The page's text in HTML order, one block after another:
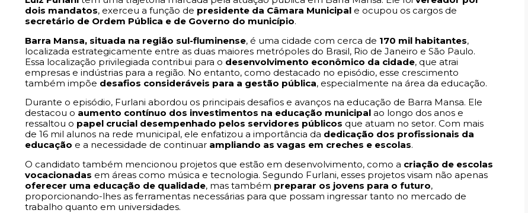
dois mandatos, exerceu a função de presidente da Câmara Municipal e ocupou os cargos de
secretário de Ordem Pública e de Governo do município.
Barra Mansa, situada na região sul-fluminense, é uma cidade com cerca de 170 mil habitantes,
localizada estrategicamente entre as duas maiores metrópoles do Brasil, Rio de Janeiro e São Paulo.
Essa localização privilegiada contribui para o desenvolvimento econômico da cidade, que atrai
empresas e indústrias para a região. No entanto, como destacado no episódio, esse crescimento
também impõe desafios consideráveis para a gestão pública, especialmente na área da educação.
Durante o episódio, Furlani abordou os principais desafios e avanços na educação de Barra Mansa. Ele
destacou o aumento contínuo dos investimentos na educação municipal ao longo dos anos e
ressaltou o papel crucial desempenhado pelos servidores públicos que atuam no setor. Com mais
de 16 mil alunos na rede municipal, ele enfatizou a importância da dedicação dos profissionais da
educação e a necessidade de continuar ampliando as vagas em creches e escolas.
O candidato também mencionou projetos que estão em desenvolvimento, como a criação de escolas
vocacionadas em áreas como música e tecnologia. Segundo Furlani, esses projetos visam não apenas
oferecer uma educação de qualidade, mas também preparar os jovens para o futuro,
proporcionando-lhes as ferramentas necessárias para que possam ingressar tanto no mercado de
trabalho quanto em universidades.